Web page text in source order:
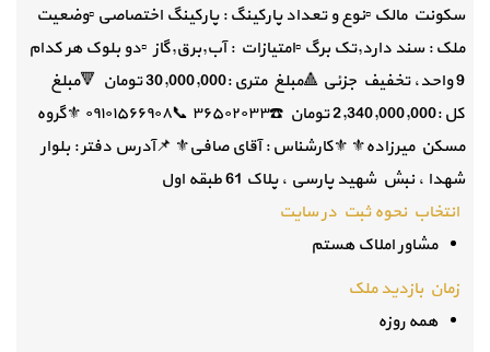
سکونت مالک ▫️نوع و تعداد پارکینگ : پارکینگ اختصاصی ▫️وضعیت
ملک : سند دارد,تک برگ ▫️امتیازات : آب,برق,گاز ▫️دو بلوک هر کدام
9 واحد، تخفیف جزئی 🔺️مبلغ متری :30,000,000 تومان 🔻مبلغ
کل :2,340,000,000 تومان ☎️۳۶۵۰۲۰۳۳ 📞۰۹۱۰۱۵۶۶۹۰۸ ⚜گروه
مسکن میرزاده⚜ ⚜کارشناس : آقای صافی⚜ 📌آدرس دفتر : بلوار
شهدا ، نبش شهید پارسی ، پلاک 61 طبقه اول
انتخاب نحوه ثبت در سایت
مشاور املاک هستم
زمان بازدید ملک
همه روزه